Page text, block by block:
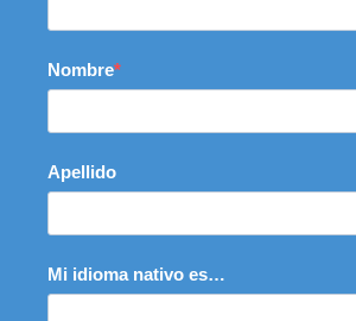
Nombre
Apellido
Mi idioma nativo es…